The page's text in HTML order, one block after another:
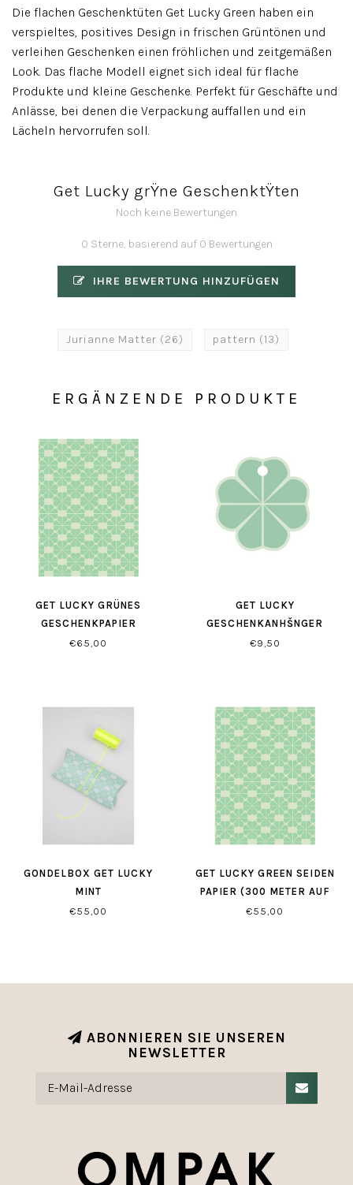
Die flachen Geschenktüten Get Lucky Green haben ein
verspieltes, positives Design in frischen Grüntönen und
verleihen Geschenken einen fröhlichen und zeitgemäßen
Look. Das flache Modell eignet sich ideal für flache
Produkte und kleine Geschenke. Perfekt für Geschäfte und
Anlässe, bei denen die Verpackung auffallen und ein
Lächeln hervorrufen soll.
Get Lucky grŸne GeschenktŸten
Noch keine Bewertungen
0 Sterne, basierend auf 0 Bewertungen
IHRE BEWERTUNG HINZUFÜGEN
Jurianne Matter (26) pattern (13)
ERGÄNZENDE PRODUKTE
GET LUCKY GRÜNES
GESCHENKPAPIER
€65,00
GET LUCKY
GESCHENKANHŠNGER
€9,50
GONDELBOX GET LUCKY
MINT
€55,00
GET LUCKY GREEN SEIDEN
PAPIER (300 METER AUF
EINER ROLLE)
€55,00
ABONNIEREN SIE UNSEREN
NEWSLETTER